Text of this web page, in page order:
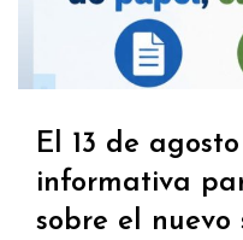
El 13 de
informativa
sobre el nuevo